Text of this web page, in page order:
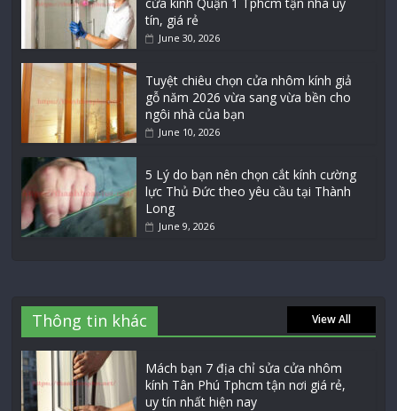
tín, giá rẻ
June 30, 2026
Tuyệt chiêu chọn cửa nhôm kính giả
gỗ năm 2026 vừa sang vừa bền cho
ngôi nhà của bạn
June 10, 2026
5 Lý do bạn nên chọn cắt kính cường
lực Thủ Đức theo yêu cầu tại Thành
Long
June 9, 2026
Thông tin khác View All
Mách bạn 7 địa chỉ sửa cửa nhôm
kính Tân Phú Tphcm tận nơi giá rẻ,
uy tín nhất hiện nay